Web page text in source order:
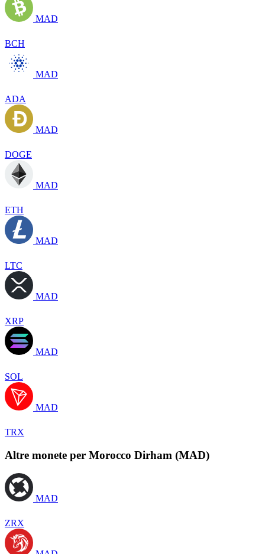
MAD
BCH
MAD
ADA
MAD
DOGE
MAD
ETH
MAD
LTC
MAD
XRP
MAD
SOL
MAD
TRX
Altre monete per Morocco Dirham (MAD)
MAD
ZRX